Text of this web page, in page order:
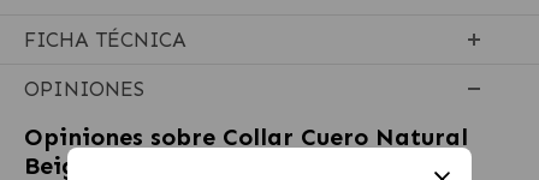
FICHA TÉCNICA
OPINIONES
Opiniones sobre Collar Cuero Natural
Beige para perros Ferplast